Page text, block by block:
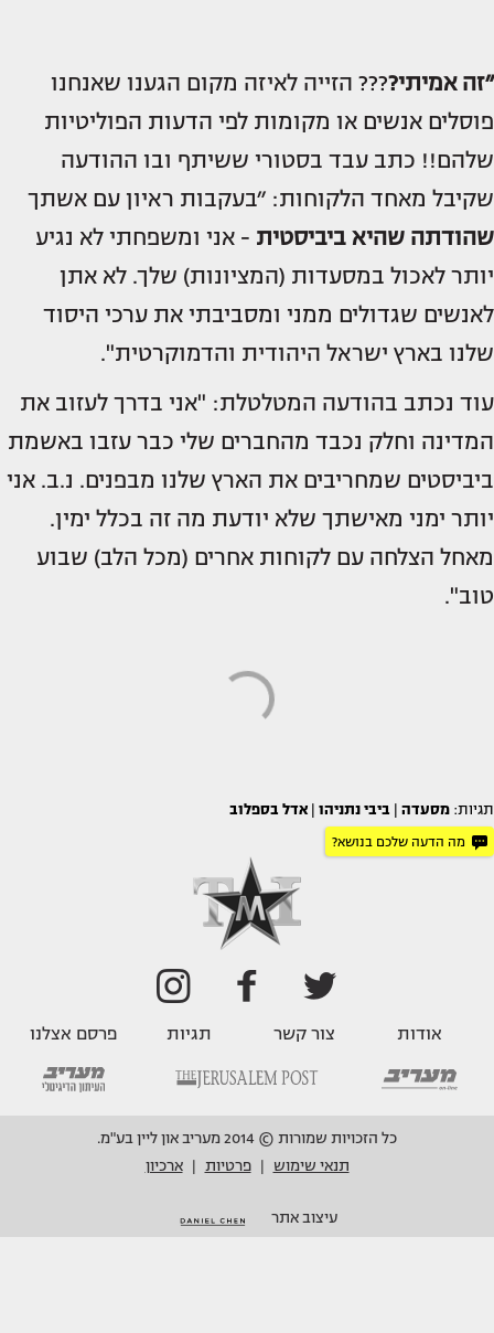
״זה אמיתי???? הזייה לאיזה מקום הגענו שאנחנו
פוסלים אנשים או מקומות לפי הדעות הפוליטיות
שלהם!! כתב עבד בסטורי ששיתף ובו ההודעה
שקיבל מאחד הלקוחות: ״בעקבות ראיון עם אשתך
שהודתה שהיא ביביסטית - אני ומשפחתי לא נגיע
יותר לאכול במסעדות (המציונות) שלך. לא אתן
לאנשים שגדולים ממני ומסביבתי את ערכי היסוד
שלנו בארץ ישראל היהודית והדמוקרטית".
עוד נכתב בהודעה המטלטלת: "אני בדרך לעזוב את
המדינה וחלק נכבד מהחברים שלי כבר עזבו באשמת
ביביסטים שמחריבים את הארץ שלנו מבפנים. נ.ב. אני
יותר ימני מאישתך שלא יודעת מה זה בכלל ימין.
מאחל הצלחה עם לקוחות אחרים (מכל הלב) שבוע
טוב".
תגיות: מסעדה ביבי נתניהו אדל בספלוב
מה הדעה שלכם בנושא?
אודות צור קשר תגיות פרסם אצלנו
כל הזכויות שמורות © 2014 מעריב און ליין בע"מ.
תנאי שימוש
פרטיות ארכיון
עיצוב אתר